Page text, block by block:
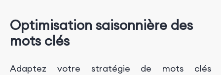
Optimisation saisonnière des
mots clés
Adaptez votre stratégie de mots clés